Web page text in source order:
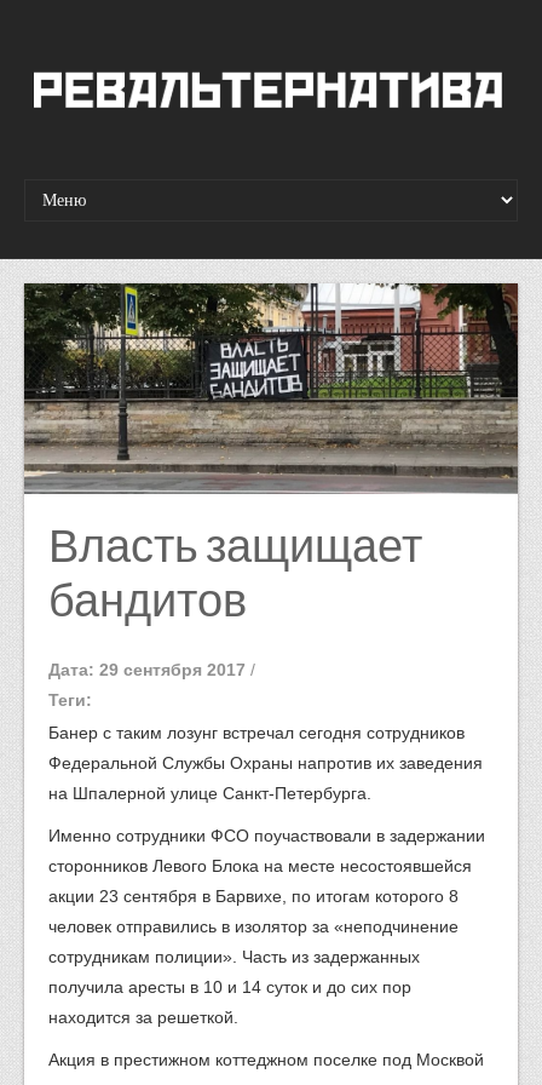
Власть защищает
бандитов
Дата: 29 сентября 2017 /
Теги:
Банер с таким лозунг встречал сегодня сотрудников
Федеральной Службы Охраны напротив их заведения
на Шпалерной улице Санкт-Петербурга.
Именно сотрудники ФСО поучаствовали в задержании
сторонников Левого Блока на месте несостоявшейся
акции 23 сентября в Барвихе, по итогам которого 8
человек отправились в изолятор за «неподчинение
сотрудникам полиции». Часть из задержанных
получила аресты в 10 и 14 суток и до сих пор
находится за решеткой.
Акция в престижном коттеджном поселке под Москвой